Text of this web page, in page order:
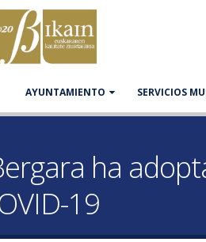
AYUNTAMIENTO SERVICIOS
ha
19